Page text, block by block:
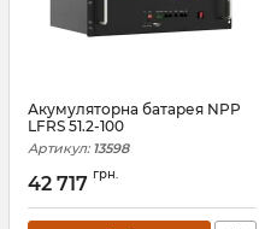
Акумуляторна батарея NPP
LFRS 51.2-100
Артикул: 13598
42 717 грн.